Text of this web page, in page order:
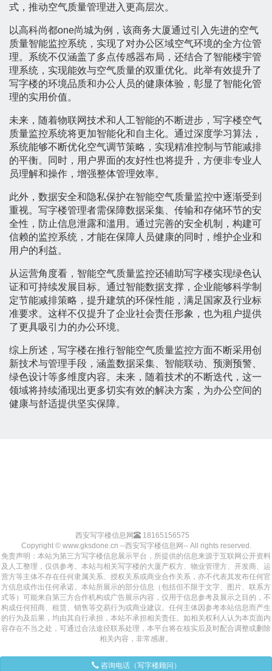
式，推动空气质量管理进入更高层次。
以高科尚都one尚城为例，该商务大厦通过引入先进的空气
质量智能监控系统，实现了对办公区域空气环境的全方位管
理。系统不仅涵盖了多点传感器布局，还结合了智能楼宇管
理系统，实现能效与空气质量的双重优化。此举有效提升了
写字楼的环境品质和办公人员的健康体验，彰显了智能化管
理的实用价值。
未来，随着物联网技术和人工智能的不断进步，写字楼空气
质量监控系统将更加智能化和自主化。通过深度学习算法，
系统能够不断优化空气调节策略，实现精准控制与节能减排
的平衡。同时，用户界面的友好性也将提升，方便非专业人
员理解和操作，增强整体管理效率。
此外，数据安全和隐私保护在智能空气质量监控中逐渐受到
重视。写字楼管理者需保障数据采集、传输和存储环节的安
全性，防止信息泄露和滥用。通过完善的安全机制，构建可
信赖的监控系统，才能在保障人员健康的同时，维护企业和
用户的利益。
从运营角度看，智能空气质量监控还辅助写字楼实现绿色认
证和可持续发展目标。通过智能数据支撑，企业能够科学制
定节能减排策略，提升建筑的环保性能，满足国家及行业标
准要求。这样不仅提升了企业社会责任形象，也为租户提供
了更具吸引力的办公环境。
综上所述，写字楼在推行智能空气质量监控方面不断采用创
新技术与管理手段，涵盖数据采集、智能联动、预测预警、
绿色设计等多维度内容。未来，随着技术的不断迭代，这一
领域将持续涌现出更多切实有效的解决方案，为办公空间的
健康与舒适提供坚实保障。
西安写字楼信息网
18165156575
Copyright © www.gksdone.cn --西安写字楼信息网-- All rights reserved.
免责声明：本站为第三方写字楼信息展示平台，所提供的信息来源于互联网公开资料
及人工整理，仅供参考。本站与相关写字楼的大厦产权方、物业管理方、开发商、运
营方等主体不存在任何隶属关系、授权关系或商业合作关系，亦不代表其发布任何官
方信息或作出任何承诺。本站所展示的部分信息（包括但不限于文字、图片、联系方
式等）可能来自第三方合作机构或广告展示内容，仅用于信息参考及展示之目的，不
构成任何招商、租赁、销售等交易行为或商业建议。任何主体因参考本站信息而产生
的行为及后果，均由其自行承担，本站不承担相关责任。如相关权利人认为本页面内
容存在不当之处，可通过合法途径联系处理，本平台将在核实后及时配合调整或删除
相关内容，非常感谢。
咨询电话（写字楼顾问）